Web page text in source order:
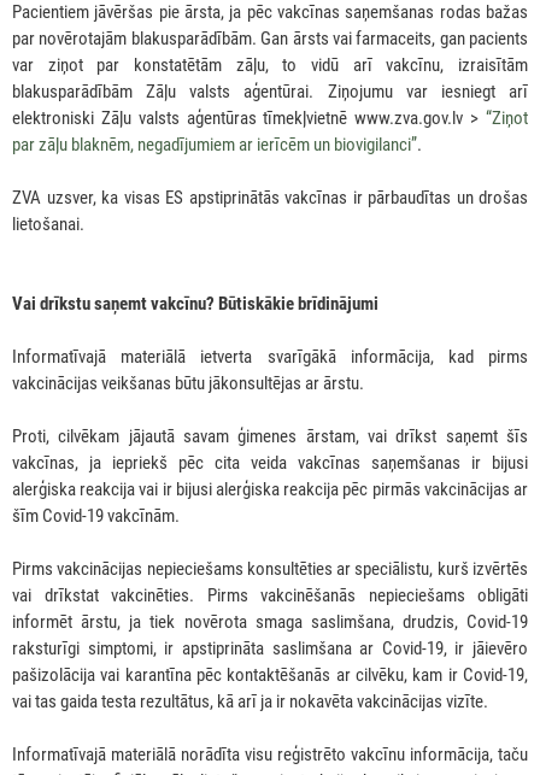
Pacientiem jāvēršas pie ārsta, ja pēc vakcīnas saņemšanas rodas bažas
par novērotajām blakusparādībām. Gan ārsts vai farmaceits, gan pacients
var ziņot par konstatētām zāļu, to vidū arī vakcīnu, izraisītām
blakusparādībām Zāļu valsts aģentūrai. Ziņojumu var iesniegt arī
elektroniski Zāļu valsts aģentūras tīmekļvietnē www.zva.gov.lv > “Ziņot
par zāļu blaknēm, negadījumiem ar ierīcēm un biovigilanci”.
ZVA uzsver, ka visas ES apstiprinātās vakcīnas ir pārbaudītas un drošas
lietošanai.
Vai drīkstu saņemt vakcīnu? Būtiskākie brīdinājumi
Informatīvajā materiālā ietverta svarīgākā informācija, kad pirms
vakcinācijas veikšanas būtu jākonsultējas ar ārstu.
Proti, cilvēkam jājautā savam ģimenes ārstam, vai drīkst saņemt šīs
vakcīnas, ja iepriekš pēc cita veida vakcīnas saņemšanas ir bijusi
alerģiska reakcija vai ir bijusi alerģiska reakcija pēc pirmās vakcinācijas ar
šīm Covid-19 vakcīnām.
Pirms vakcinācijas nepieciešams konsultēties ar speciālistu, kurš izvērtēs
vai drīkstat vakcinēties. Pirms vakcinēšanās nepieciešams obligāti
informēt ārstu, ja tiek novērota smaga saslimšana, drudzis, Covid-19
raksturīgi simptomi, ir apstiprināta saslimšana ar Covid-19, ir jāievēro
pašizolācija vai karantīna pēc kontaktēšanās ar cilvēku, kam ir Covid-19,
vai tas gaida testa rezultātus, kā arī ja ir nokavēta vakcinācijas vizīte.
Informatīvajā materiālā norādīta visu reģistrēto vakcīnu informācija, taču